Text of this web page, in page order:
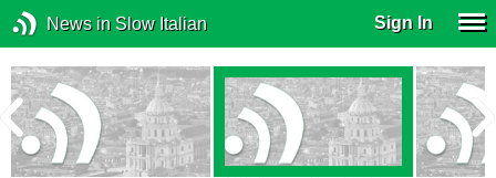
News in Slow Italian Sign In